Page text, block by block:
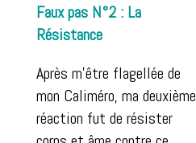
Faux pas N°2 : La
Résistance
Après m’être flagellée de
mon Caliméro, ma deuxième
réaction fut de résister